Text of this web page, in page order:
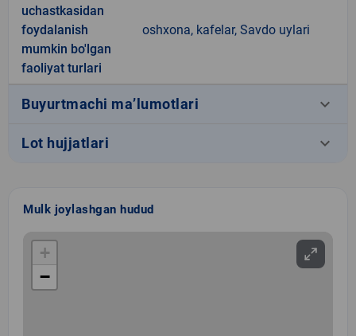
uchastkasidan
foydalanish
mumkin bo'lgan
faoliyat turlari
oshxona, kafelar, Savdo uylari
Buyurtmachi ma’lumotlari keyboard_arrow_down
Lot hujjatlari keyboard_arrow_down
Mulk joylashgan hudud
+
−